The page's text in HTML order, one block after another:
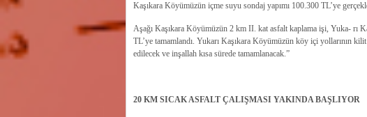
Kaşıkara Köyümüzün içme suyu sondaj yapımı 100.300 TL’ye
Aşağı Kaşıkara Köyümüzün 2 km II. kat asfalt kaplama işi, Yuka- rı
TL’ye tamamlandı. Yukarı Kaşıkara Köyümüzün köy içi yollarının
edilecek ve inşallah kısa sürede tamamlanacak.”
20 KM SICAK ASFALT ÇALIŞMASI YAKINDA BAŞLIYOR